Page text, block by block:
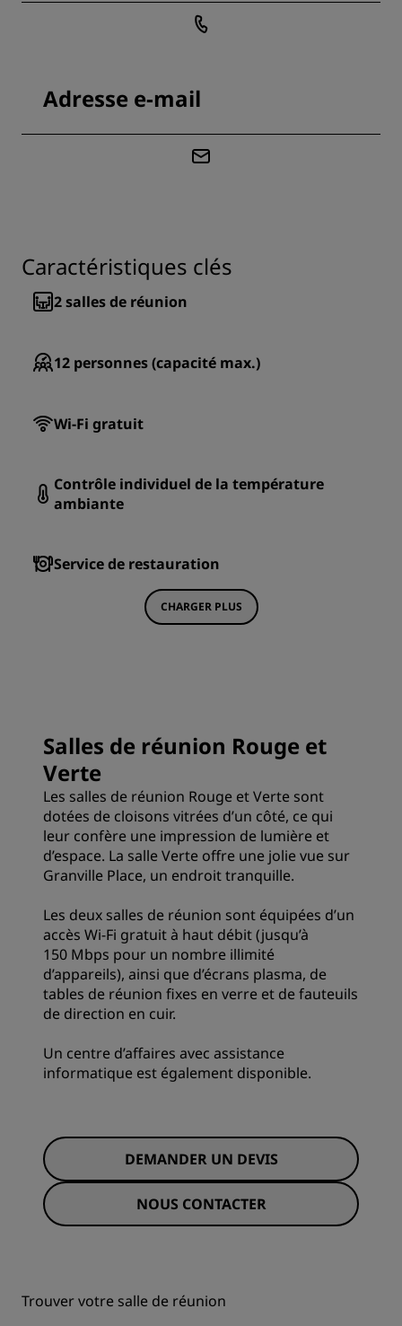
Adresse e-mail
Caractéristiques clés
2salles de réunion
12 personnes (capacité max.)
Wi-Fi gratuit
Contrôle individuel de la température
ambiante
Service de restauration
CHARGER PLUS
Salles de réunion Rouge et
Verte
Les salles de réunion Rouge et Verte sont
dotées de cloisons vitrées d’un côté, ce qui
leur confère une impression de lumière et
d’espace. La salle Verte offre une jolie vue sur
Granville Place, un endroit tranquille.
Les deux salles de réunion sont équipées d’un
accès Wi-Fi gratuit à haut débit (jusqu’à
150 Mbps pour un nombre illimité
d’appareils), ainsi que d’écrans plasma, de
tables de réunion fixes en verre et de fauteuils
de direction en cuir.
Un centre d’affaires avec assistance
informatique est également disponible.
DEMANDER UN DEVIS
NOUS CONTACTER
Trouver votre salle de réunion